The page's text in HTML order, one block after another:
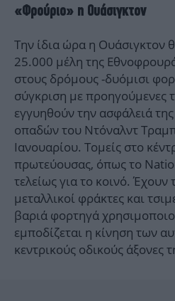
«Φρούριο» η Ουάσιγκτον
Την ίδια ώρα η Ουάσιγκτον
25.000 μέλη της
στους δρόμους -δυόμισι
σύγκριση με προηγούμενες
εγγυηθούν την ασφάλειά
οπαδών του Ντόναλντ
Ιανουαρίου. Τομείς στο
πρωτεύουσας, όπως το
τελείως για το κοινό. Έχουν
μεταλλικοί φράκτες και
βαριά φορτηγά
εμποδίζεται η κίνηση των
κεντρικούς οδικούς άξονες